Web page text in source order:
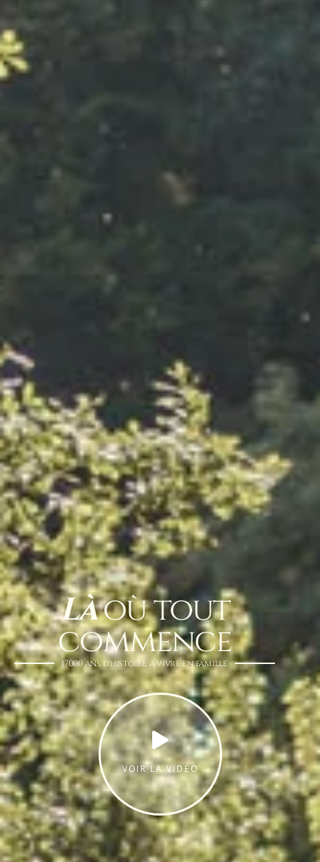
Làoù tout
commence
17000 ans d'histoire à vivre en famille​
VOIR LA VIDÉO